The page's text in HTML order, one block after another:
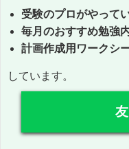
受験のプロがやって
毎月のおすすめ勉強
計画作成用ワークシ
しています。